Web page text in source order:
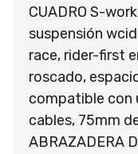
CUADRO S-
suspensión
race, rider-first
roscado,
compatible con
cables, 75mm
ABRAZADERA